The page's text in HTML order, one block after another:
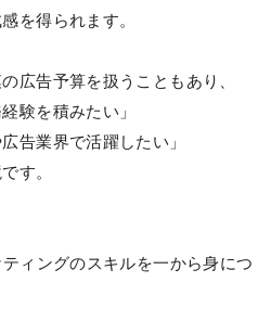
を得られます。
広告予算を扱うこともあり、
験を積みたい」
告業界で活躍したい」
す。
ィングのスキルを一から身につ